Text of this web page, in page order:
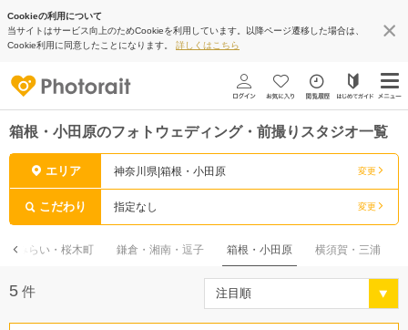
Cookieの利用について
当サイトはサービス向上のためCookieを利用しています。以降ページ遷移した場合は、
Cookie利用に同意したことになります。 詳しくはこちら
箱根・小田原のフォトウェディング・前撮りスタジオ一覧
エリア 神奈川県|箱根・小田原 変更
こだわり 指定なし 変更
とみらい・桜木町 鎌倉・湘南・逗子 箱根・小田原 横須賀・三浦
5 件